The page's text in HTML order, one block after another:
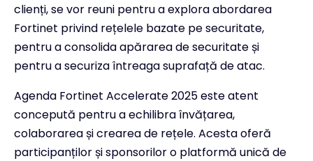
clienți, se vor reuni pentru a explora abordarea
Fortinet privind rețelele bazate pe securitate,
pentru a consolida apărarea de securitate și
pentru a securiza întreaga suprafață de atac.
Agenda Fortinet Accelerate 2025 este atent
concepută pentru a echilibra învățarea,
colaborarea și crearea de rețele. Acesta oferă
participanților și sponsorilor o platformă unică de